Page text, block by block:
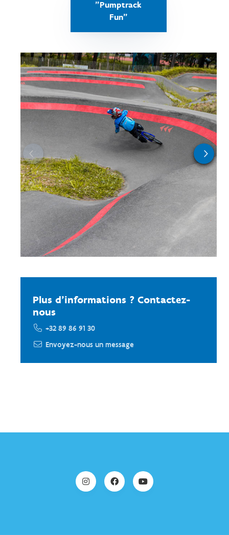
"Pumptrack
Fun"
Plus d'informations ? Contactez-
nous
+32 89 86 91 30
Envoyez-nous un message